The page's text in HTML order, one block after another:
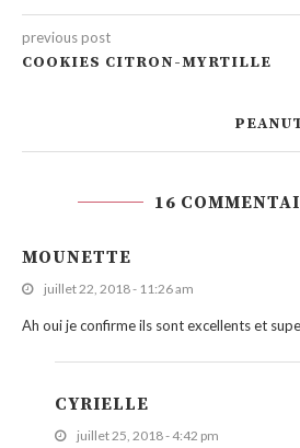
previous post
COOKIES CITRON-MYRTILLE
16
MOUNETTE
juillet 22, 2018 - 11:26 am
Ah oui je confirme ils sont excellents et
CYRIELLE
juillet 25, 2018 - 4:42 pm